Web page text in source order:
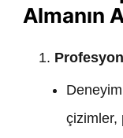
Almanın
çizimler,